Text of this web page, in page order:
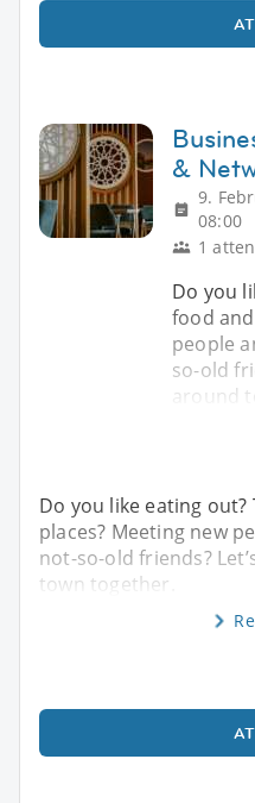
&
9.
08:00
1
Do you
food
people
so-old
around
Do you like eating
places? Meeting new
not-so-old friends?
town together.